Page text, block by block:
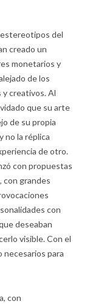
del
creado un
monetarios y
de los
creativos. Al
que su arte
de su propia
no la réplica
de otro.
con propuestas
con grandes
con
deseaban
visible. Con el
necesarios para
con